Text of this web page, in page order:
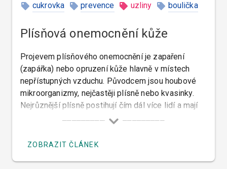
cukrovka
prevence uzliny boulička
Plísňová onemocnění kůže
Projevem plísňového onemocnění je zapaření
(zapářka) nebo opruzení kůže hlavně v místech
nepřístupných vzduchu. Původcem jsou houbové
mikroorganizmy, nejčastěji plísně nebo kvasinky.
Nejrůznější plísně postihují čím dál více lidí a mají
ZOBRAZIT ČLÁNEK